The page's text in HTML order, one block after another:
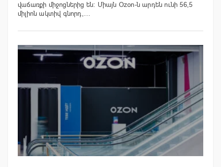
վաճառքի միջոցներից են: Միայն Ozon-ն արդեն ունի 56,5
միլիոն ակտիվ գնորդ,…